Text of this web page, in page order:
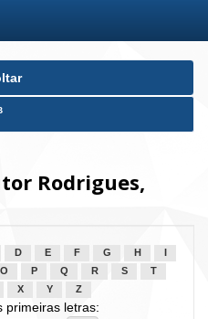
Rodrigues,
D E F G H
O P Q R S
T
X Y Z
primeiras letras: